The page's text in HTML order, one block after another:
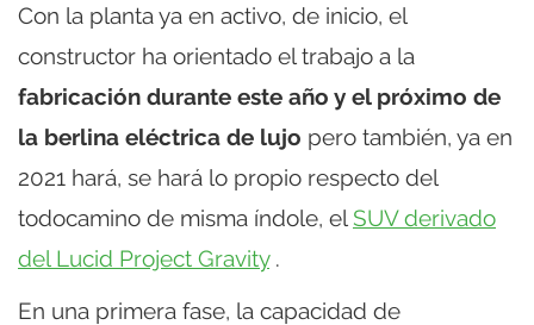
Con la planta ya en activo, de inicio, el
constructor ha orientado el trabajo a la
fabricación durante este año y el próximo de
la berlina eléctrica de lujo pero también, ya en
2021 hará, se hará lo propio respecto del
todocamino de misma índole, el SUV derivado
del Lucid Project Gravity.
En una primera fase, la capacidad de